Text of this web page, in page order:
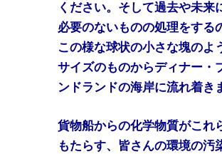
ください。そして過去や未
必要のないものの処理をする
この様な球状の小さな塊のよ
サイズのものからディナー・
ンドランドの海岸に流れ着き
貨物船からの化学物質がこれ
もたらす、皆さんの環境の